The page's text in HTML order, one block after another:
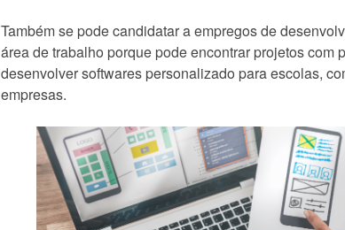
Também se pode candidatar a empregos de
área de trabalho porque pode encontrar projetos com
desenvolver softwares personalizado para escolas,
empresas.